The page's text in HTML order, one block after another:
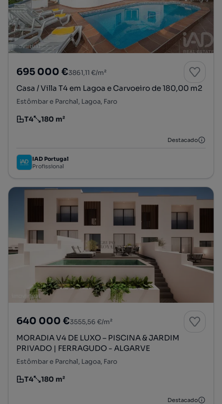
695 000 €3861,11 €/m²
Casa / Villa T4 em Lagoa e Carvoeiro de 180,00 m2
Estômbar e Parchal, Lagoa, Faro
Tipologia
T4
Preço por metro quadrado
180 m²
Destacado
IAD Portugal
Profissional
640 000 €3555,56 €/m²
MORADIA V4 DE LUXO – PISCINA & JARDIM
PRIVADO | FERRAGUDO - ALGARVE
Estômbar e Parchal, Lagoa, Faro
Tipologia
T4
Preço por metro quadrado
180 m²
Destacado